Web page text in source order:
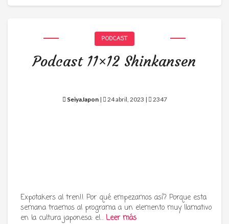
PODCAST
Podcast 11×12 Shinkansen
SeiyaJapon| 24 abril, 2023 | 2347
Expotakers al tren!! Por qué empezamos así? Porque esta
semana traemos al programa a un elemento muy llamativo
en la cultura japonesa: el… Leer más